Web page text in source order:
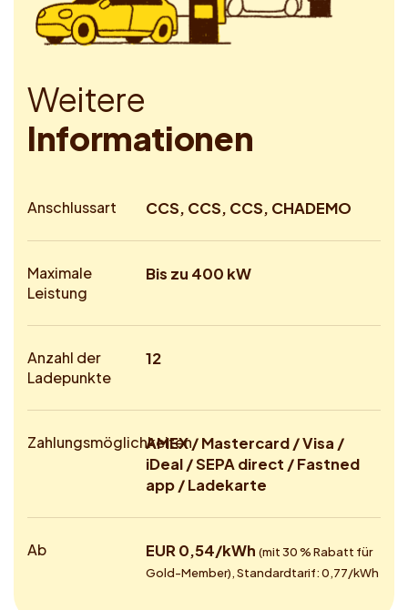
Weitere
Informationen
Anschlussart CCS, CCS, CCS, CHADEMO
Maximale
Leistung
Bis zu 400 kW
Anzahl der
Ladepunkte
12
ZahlungsmöglichkeitenAMEX / Mastercard / Visa /
iDeal / SEPA direct / Fastned
app / Ladekarte
Ab EUR 0,54/kWh (mit 30 % Rabatt für
Gold-Member), Standardtarif: 0,77/kWh